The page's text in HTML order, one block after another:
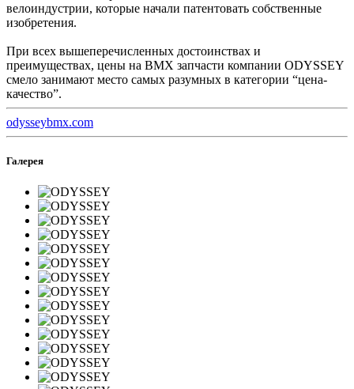
велоиндустрии, которые начали патентовать собственные
изобретения.
При всех вышеперечисленных достоинствах и
преимуществах, цены на ВМХ запчасти компании ODYSSEY
смело занимают место самых разумных в категории “цена-
качество”.
odysseybmx.com
Галерея